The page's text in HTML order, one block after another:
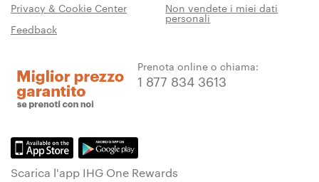
Privacy & Cookie Center
Non vendete i miei dati
personali
Feedback
Prenota online o chiama:
1 877 834 3613
Scarica l'app IHG One Rewards